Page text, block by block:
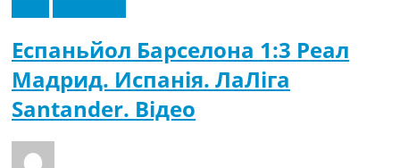
Еспаньйол Барселона 1:3 Реал
Мадрид. Испанія. ЛаЛіга
Santander. Відео